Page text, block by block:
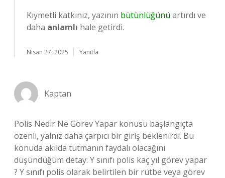
Kıymetli katkınız, yazının bütünlüğünü artırdı ve
daha anlamlı hale getirdi.
Nisan 27, 2025 Yanıtla
Kaptan
Polis Nedir Ne Görev Yapar konusu başlangıçta
özenli, yalnız daha çarpıcı bir giriş beklenirdi. Bu
konuda akılda tutmanın faydalı olacağını
düşündüğüm detay: Y sınıfı polis kaç yıl görev yapar
? Y sınıfı polis olarak belirtilen bir rütbe veya görev